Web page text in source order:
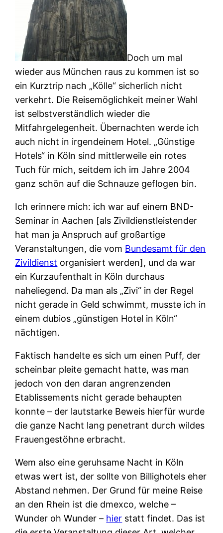
Doch um mal
wieder aus München raus zu kommen ist so
ein Kurztrip nach „Kölle“ sicherlich nicht
verkehrt. Die Reisemöglichkeit meiner Wahl
ist selbstverständlich wieder die
Mitfahrgelegenheit. Übernachten werde ich
auch nicht in irgendeinem Hotel. „Günstige
Hotels“ in Köln sind mittlerweile ein rotes
Tuch für mich, seitdem ich im Jahre 2004
ganz schön auf die Schnauze geflogen bin.
Ich erinnere mich: ich war auf einem BND-
Seminar in Aachen [als Zivildienstleistender
hat man ja Anspruch auf großartige
Veranstaltungen, die vom Bundesamt für den
Zivildienst organisiert werden], und da war
ein Kurzaufenthalt in Köln durchaus
naheliegend. Da man als „Zivi“ in der Regel
nicht gerade in Geld schwimmt, musste ich in
einem dubios „günstigen Hotel in Köln“
nächtigen.
Faktisch handelte es sich um einen Puff, der
scheinbar pleite gemacht hatte, was man
jedoch von den daran angrenzenden
Etablissements nicht gerade behaupten
konnte – der lautstarke Beweis hierfür wurde
die ganze Nacht lang penetrant durch wildes
Frauengestöhne erbracht.
Wem also eine geruhsame Nacht in Köln
etwas wert ist, der sollte von Billighotels eher
Abstand nehmen. Der Grund für meine Reise
an den Rhein ist die dmexco, welche –
Wunder oh Wunder – hier statt findet. Das ist